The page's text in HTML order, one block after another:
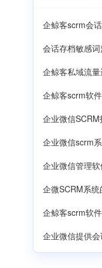
企鲸客scrm会
会话存档敏感
企鲸客私域流
企鲸客scrm软
企业微信
企业微信scrm
企业微信管理
企微SCRM系
企鲸客scrm软
企业微信提供